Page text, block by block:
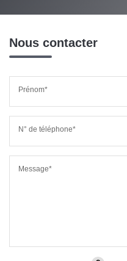
Nous contacter
Prénom*
N° de téléphone*
Message*